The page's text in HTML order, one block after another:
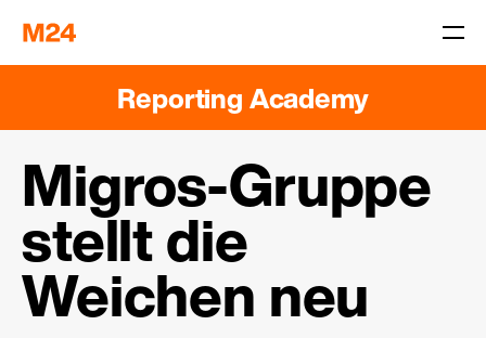
Reporting Academy
Migros-Gruppe
stellt die
Weichen neu